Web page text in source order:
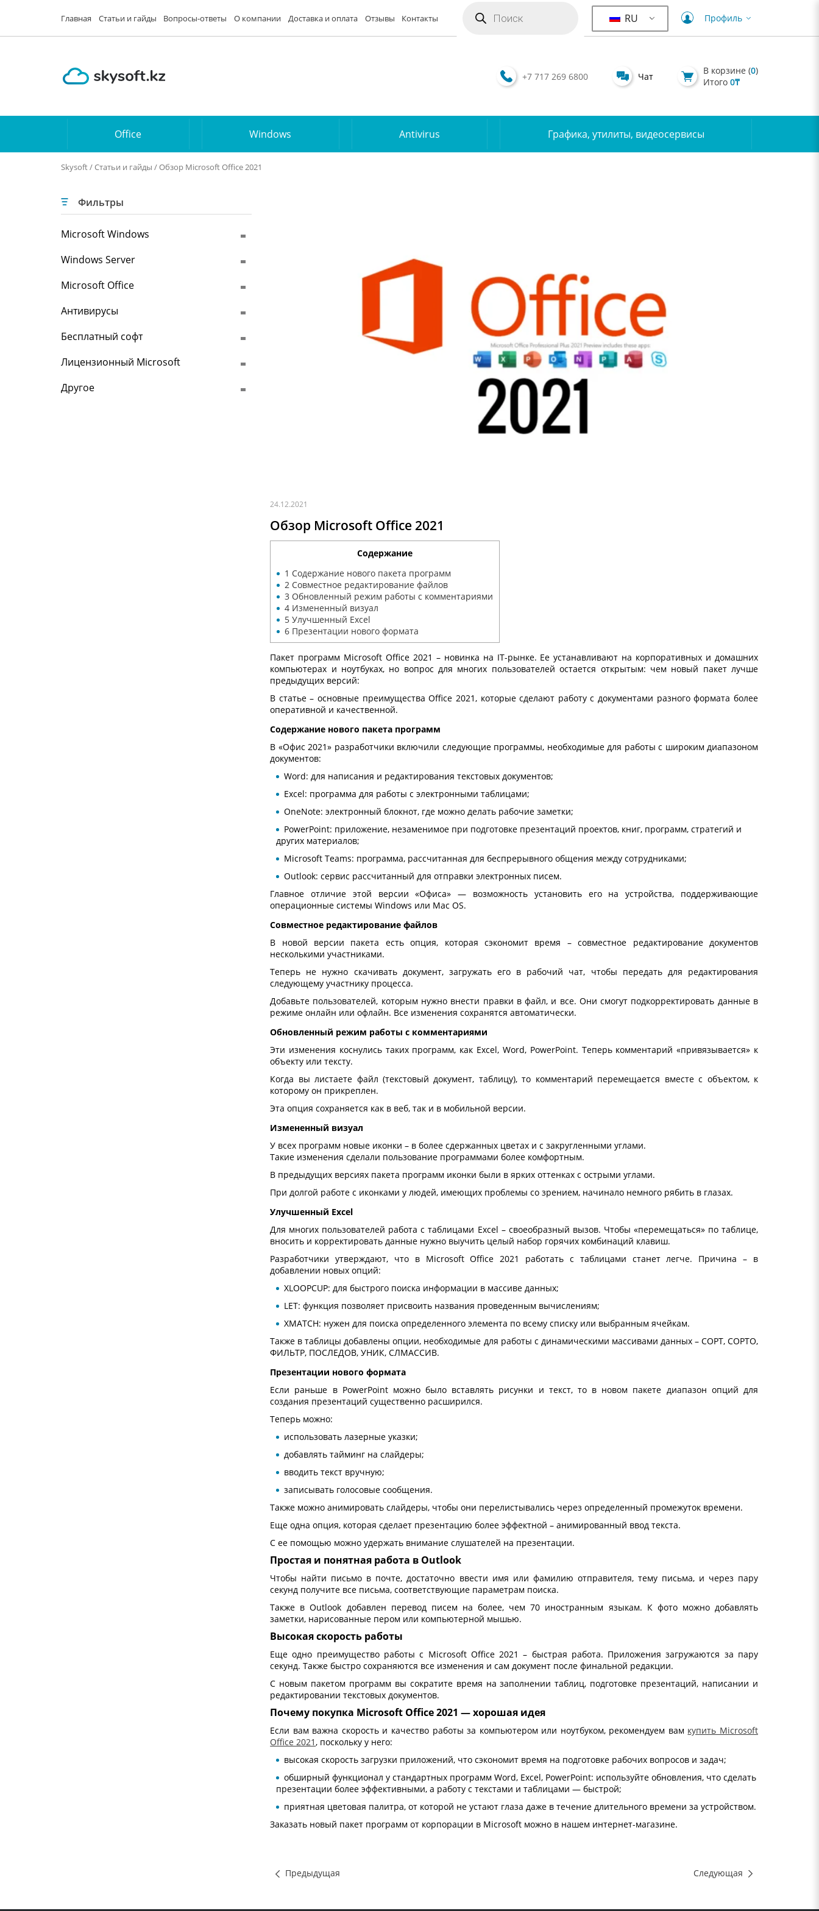
Главная Статьи и гайды Вопросы-ответы О компании Доставка и оплата Отзывы Контакты товаров RU Профиль
+7 717 269 6800 Чат В корзине (0)
Итого 0₸
Office Windows Antivirus Графика, утилиты, видеосервисы
Skysoft/Статьи и гайды / Обзор Microsoft Office 2021
Фильтры
Microsoft Windows
Windows Server
Microsoft Office
Антивирусы
Бесплатный софт
Лицензионный Microsoft
Другое
24.12.2021
Обзор Microsoft Office 2021
Содержание
1 Содержание нового пакета программ
2 Совместное редактирование файлов
3 Обновленный режим работы с комментариями
4 Измененный визуал
5 Улучшенный Excel
6 Презентации нового формата
Пакет программ Microsoft Office 2021 – новинка на IT-рынке. Ее устанавливают на корпоративных и домашних
компьютерах и ноутбуках, но вопрос для многих пользователей остается открытым: чем новый пакет лучше
предыдущих версий:
В статье – основные преимущества Office 2021, которые сделают работу с документами разного формата более
оперативной и качественной.
Содержание нового пакета программ
В «Офис 2021» разработчики включили следующие программы, необходимые для работы с широким диапазоном
документов:
Word: для написания и редактирования текстовых документов;
Excel: программа для работы с электронными таблицами;
OneNote: электронный блокнот, где можно делать рабочие заметки;
PowerPoint: приложение, незаменимое при подготовке презентаций проектов, книг, программ, стратегий и
других материалов;
Microsoft Teams: программа, рассчитанная для беспрерывного общения между сотрудниками;
Outlook: сервис рассчитанный для отправки электронных писем.
Главное отличие этой версии «Офиса» — возможность установить его на устройства, поддерживающие
операционные системы Windows или Mac OS.
Совместное редактирование файлов
В новой версии пакета есть опция, которая сэкономит время – совместное редактирование документов
несколькими участниками.
Теперь не нужно скачивать документ, загружать его в рабочий чат, чтобы передать для редактирования
следующему участнику процесса.
Добавьте пользователей, которым нужно внести правки в файл, и все. Они смогут подкорректировать данные в
режиме онлайн или офлайн. Все изменения сохранятся автоматически.
Обновленный режим работы с комментариями
Эти изменения коснулись таких программ, как Excel, Word, PowerPoint. Теперь комментарий «привязывается» к
объекту или тексту.
Когда вы листаете файл (текстовый документ, таблицу), то комментарий перемещается вместе с объектом, к
которому он прикреплен.
Эта опция сохраняется как в веб, так и в мобильной версии.
Измененный визуал
У всех программ новые иконки – в более сдержанных цветах и с закругленными углами.
Такие изменения сделали пользование программами более комфортным.
В предыдущих версиях пакета программ иконки были в ярких оттенках с острыми углами.
При долгой работе с иконками у людей, имеющих проблемы со зрением, начинало немного рябить в глазах.
Улучшенный Excel
Для многих пользователей работа с таблицами Excel – своеобразный вызов. Чтобы «перемещаться» по таблице,
вносить и корректировать данные нужно выучить целый набор горячих комбинаций клавиш.
Разработчики утверждают, что в Microsoft Office 2021 работать с таблицами станет легче. Причина – в
добавлении новых опций:
XLOOPCUP: для быстрого поиска информации в массиве данных;
LET: функция позволяет присвоить названия проведенным вычислениям;
XMATCH: нужен для поиска определенного элемента по всему списку или выбранным ячейкам.
Также в таблицы добавлены опции, необходимые для работы с динамическими массивами данных – СОРТ, СОРТО,
ФИЛЬТР, ПОСЛЕДОВ, УНИК, СЛМАССИВ.
Презентации нового формата
Если раньше в PowerPoint можно было вставлять рисунки и текст, то в новом пакете диапазон опций для
создания презентаций существенно расширился.
Теперь можно:
использовать лазерные указки;
добавлять тайминг на слайдеры;
вводить текст вручную;
записывать голосовые сообщения.
Также можно анимировать слайдеры, чтобы они перелистывались через определенный промежуток времени.
Еще одна опция, которая сделает презентацию более эффектной – анимированный ввод текста.
С ее помощью можно удержать внимание слушателей на презентации.
Простая и понятная работа в Outlook
Чтобы найти письмо в почте, достаточно ввести имя или фамилию отправителя, тему письма, и через пару
секунд получите все письма, соответствующие параметрам поиска.
Также в Outlook добавлен перевод писем на более, чем 70 иностранным языкам. К фото можно добавлять
заметки, нарисованные пером или компьютерной мышью.
Высокая скорость работы
Еще одно преимущество работы с Microsoft Office 2021 – быстрая работа. Приложения загружаются за пару
секунд. Также быстро сохраняются все изменения и сам документ после финальной редакции.
С новым пакетом программ вы сократите время на заполнении таблиц, подготовке презентаций, написании и
редактировании текстовых документов.
Почему покупка Microsoft Office 2021 — хорошая идея
Если вам важна скорость и качество работы за компьютером или ноутбуком, рекомендуем вам купить Microsoft
Office 2021 , поскольку у него:
высокая скорость загрузки приложений, что сэкономит время на подготовке рабочих вопросов и задач;
обширный функционал у стандартных программ Word, Excel, PowerPoint: используйте обновления, что сделать
презентации более эффективными, а работу с текстами и таблицами — быстрой;
приятная цветовая палитра, от которой не устают глаза даже в течение длительного времени за устройством.
Заказать новый пакет программ от корпорации в Microsoft можно в нашем интернет-магазине.
Предыдущая Следующая